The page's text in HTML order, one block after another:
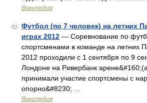
Википедия
82
Футбол (по 7 человек) на летних
играх 2012 — Соревнование по
спортсменами в команде на летних
2012 проходили с 1 сентября по 9
Лондоне на Ривербанк
принимали участие спортсмены с
опорно&#8230; …
Википедия